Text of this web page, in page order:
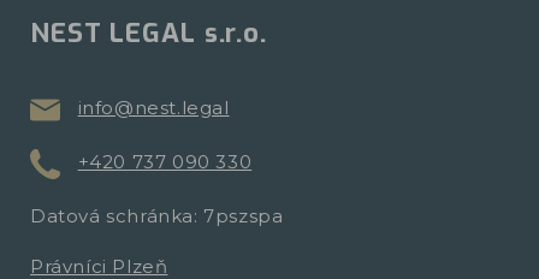
NEST LEGAL s.r.o.
info@nest.legal
+420 737 090 330
Datová schránka: 7pszspa
Právníci Plzeň